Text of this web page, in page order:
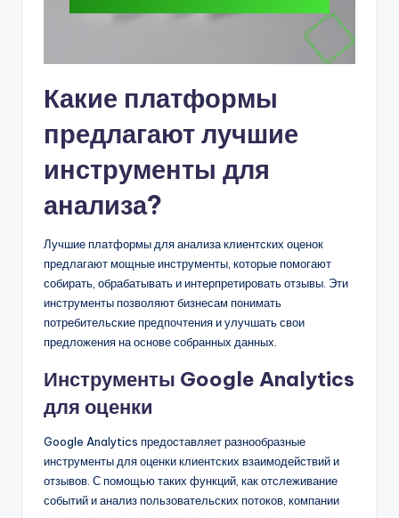
Какие платформы
предлагают лучшие
инструменты для
анализа?
Лучшие платформы для анализа клиентских оценок
предлагают мощные инструменты, которые помогают
собирать, обрабатывать и интерпретировать отзывы. Эти
инструменты позволяют бизнесам понимать
потребительские предпочтения и улучшать свои
предложения на основе собранных данных.
Инструменты Google Analytics
для оценки
Google Analytics предоставляет разнообразные
инструменты для оценки клиентских взаимодействий и
отзывов. С помощью таких функций, как отслеживание
событий и анализ пользовательских потоков, компании